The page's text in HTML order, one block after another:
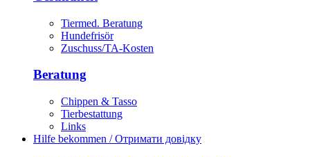
Tiermed. Beratung
Hundefrisör
Zuschuss/TA-Kosten
Beratung
Chippen & Tasso
Tierbestattung
Links
Hilfe bekommen / Отримати довідку